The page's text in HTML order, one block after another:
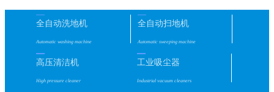
全自动洗地机
Automatic washing machine
全自动扫地机
Automatic sweeping machine
高压清洁机
High pressure cleaner
工业吸尘器
Industrial vacuum cleaners